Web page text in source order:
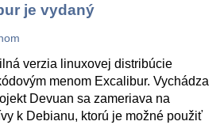
je vydaný
verzia linuxovej distribúcie
menom Excalibur. Vychádza
Devuan sa zameriava na
k Debianu, ktorú je možné použiť